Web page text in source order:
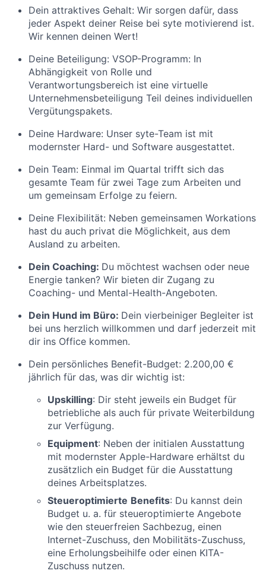
Dein attraktives Gehalt: Wir sorgen dafür, dass
jeder Aspekt deiner Reise bei syte motivierend ist.
Wir kennen deinen Wert!
Deine Beteiligung: VSOP-Programm: In
Abhängigkeit von Rolle und
Verantwortungsbereich ist eine virtuelle
Unternehmensbeteiligung Teil deines individuellen
Vergütungspakets.
Deine Hardware: Unser syte-Team ist mit
modernster Hard- und Software ausgestattet.
Dein Team: Einmal im Quartal trifft sich das
gesamte Team für zwei Tage zum Arbeiten und
um gemeinsam Erfolge zu feiern.
Deine Flexibilität: Neben gemeinsamen Workations
hast du auch privat die Möglichkeit, aus dem
Ausland zu arbeiten.
Dein Coaching: Du möchtest wachsen oder neue
Energie tanken? Wir bieten dir Zugang zu
Coaching- und Mental-Health-Angeboten.
Dein Hund im Büro: Dein vierbeiniger Begleiter ist
bei uns herzlich willkommen und darf jederzeit mit
dir ins Office kommen.
Dein persönliches Benefit-Budget: 2.200,00 €
jährlich für das, was dir wichtig ist:
Upskilling: Dir steht jeweils ein Budget für
betriebliche als auch für private Weiterbildung
zur Verfügung.
Equipment: Neben der initialen Ausstattung
mit modernster Apple-Hardware erhältst du
zusätzlich ein Budget für die Ausstattung
deines Arbeitsplatzes.
Steueroptimierte Benefits: Du kannst dein
Budget u. a. für steueroptimierte Angebote
wie den steuerfreien Sachbezug, einen
Internet-Zuschuss, den Mobilitäts-Zuschuss,
eine Erholungsbeihilfe oder einen KITA-
Zuschuss nutzen.